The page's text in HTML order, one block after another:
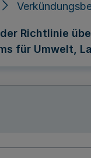
Richtlinie
für Umwelt,